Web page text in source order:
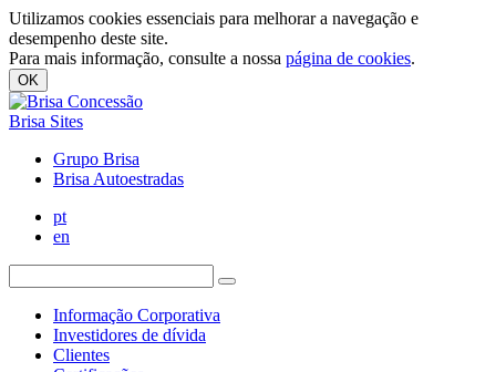
Utilizamos cookies essenciais para melhorar a navegação e
desempenho deste site.
Para mais informação, consulte a nossa página de cookies.
OK
Brisa Sites
Grupo Brisa
Brisa Autoestradas
pt
en
Informação Corporativa
Investidores de dívida
Clientes